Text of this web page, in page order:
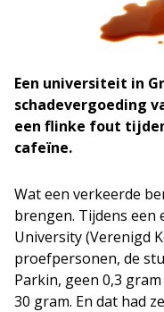
Een universiteit in
schadevergoeding
een flinke fout
cafeïne.
Wat een verkeerde
brengen. Tijdens
University (Verenigd
proefpersonen, de
Parkin, geen 0,3
30 gram. En dat had